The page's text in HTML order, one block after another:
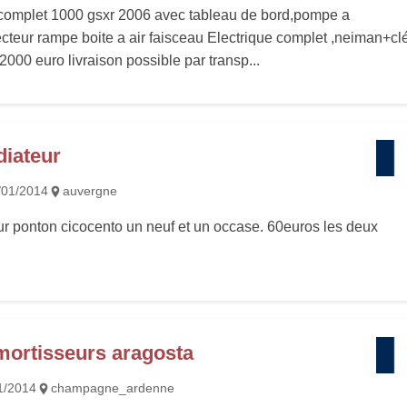
1000 gsxr 2006 avec tableau de bord,pompe a
rampe boite a air faisceau Electrique complet
euro livraison possible par transp...
2014 auvergne
ponton cicocento un neuf et un occase. 60euros les deux
aragosta
2014 champagne_ardenne